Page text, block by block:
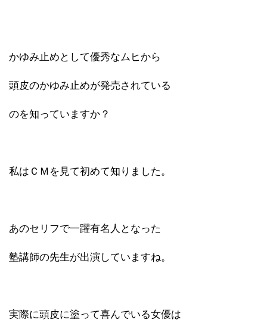
かゆみ止めとして優秀なムヒから
頭皮のかゆみ止めが発売されている
のを知っていますか？
私はＣＭを見て初めて知りました。
あのセリフで一躍有名人となった
塾講師の先生が出演していますね。
実際に頭皮に塗って喜んでいる女優は